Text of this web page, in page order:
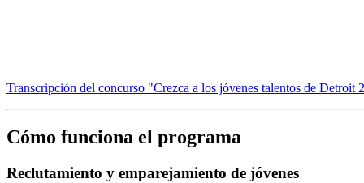
Transcripción del concurso "Crezca a los jóvenes talentos de Detroit
Cómo funciona el programa
Reclutamiento y emparejamiento de jóvenes